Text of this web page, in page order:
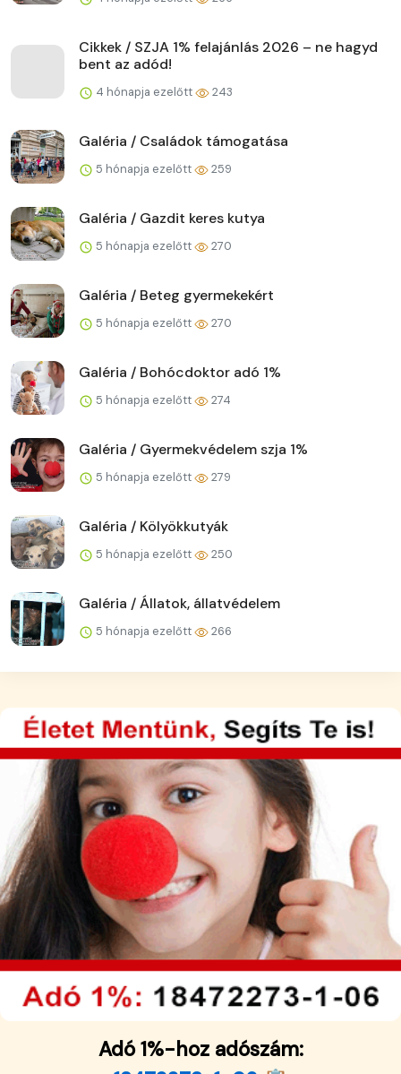
Cikkek / SZJA 1% felajánlás 2026 – ne hagyd
bent az adód!
4 hónapja ezelőtt 243
Galéria / Családok támogatása
5 hónapja ezelőtt 259
Galéria / Gazdit keres kutya
5 hónapja ezelőtt 270
Galéria / Beteg gyermekekért
5 hónapja ezelőtt 270
Galéria / Bohócdoktor adó 1%
5 hónapja ezelőtt 274
Galéria / Gyermekvédelem szja 1%
5 hónapja ezelőtt 279
Galéria / Kölyökkutyák
5 hónapja ezelőtt 250
Galéria / Állatok, állatvédelem
5 hónapja ezelőtt 266
Adó 1%-hoz adószám: